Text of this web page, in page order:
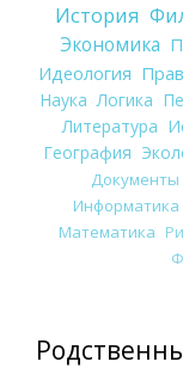
История
Экономика
Идеология
Наука Логика
Литература
География
Документы
Информатика
Математика